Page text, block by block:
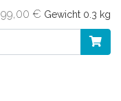
99,00 € Gewicht 0.3 kg